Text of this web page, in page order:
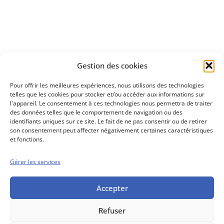
Gestion des cookies
Pour offrir les meilleures expériences, nous utilisons des technologies
telles que les cookies pour stocker et/ou accéder aux informations sur
l'appareil. Le consentement à ces technologies nous permettra de traiter
des données telles que le comportement de navigation ou des
identifiants uniques sur ce site. Le fait de ne pas consentir ou de retirer
son consentement peut affecter négativement certaines caractéristiques
et fonctions.
Gérer les services
Accepter
Refuser
Découvrez
Conseils boursiers depuis 1952
Propos Utiles est
une publication